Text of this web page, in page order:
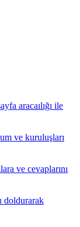
aracaılığı ile
ve kuruluşları
ve cevaplarını
doldurarak